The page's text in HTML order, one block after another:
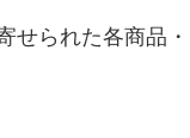
せられた各商品・